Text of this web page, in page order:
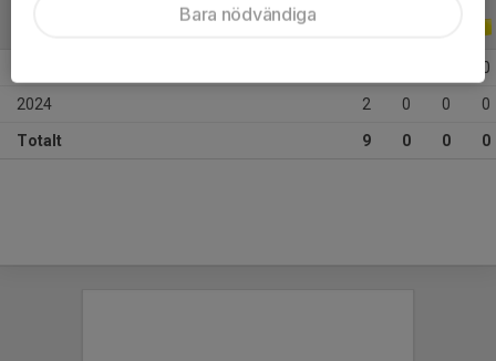
0
2024 2 0 0 0
Totalt 9 0 0 0
Bara nödvändiga